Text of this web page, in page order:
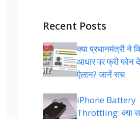
Recent Posts
क्या प्रधानमंत्री ने
आधार पर फ्री फोन
ऐलान? जानें सच
iPhone Battery
Throttling: क्या